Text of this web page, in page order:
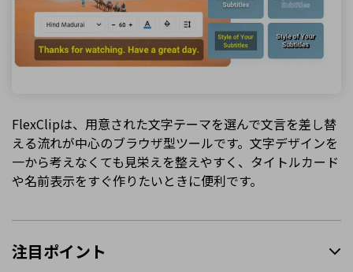
FlexClipは、用意された文字テーマを選んで文言を差し替
える流れが中心のブラウザ型ツールです。文字デザインを
一から考えなくても見栄えを整えやすく、タイトルカード
や名前表示をすぐ作りたいときに便利です。
注目ポイント